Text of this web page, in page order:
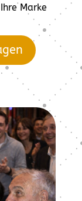
Marke